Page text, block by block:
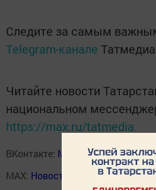
Следите за самым
Telegram-канале Татмедиа
Читайте новости
национальном
https://max.ru/tatmedia
ВКонтакте: Мензелинск news -
MAX: Новости Мензелинска -